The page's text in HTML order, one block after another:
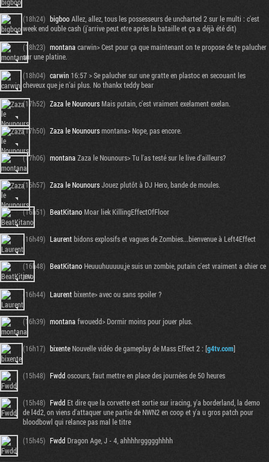
(18h24) bigbooAllez, allez, tous les possesseurs de uncharted 2 sur le multi : c'est
week end ouble cash (j'arrive peut etre après la bataille et ça a déjà été dit)
(18h23) montana carwin> Cest pour ça que maintenant on te propose de te palucher
sur une platine.
(18h04) carwin16:57 > Se palucher sur une gratte en plastoc en secouant les
cheveux que je n'ai plus. No thankx teddy bear
(17h52) Zaza le NounoursMais putain, c'est vraiment exelament exelan.
(17h50) Zaza le Nounoursmontana> Nope, pas encore.
(17h06) montana Zaza le Nounours> Tu l'as testé sur le live d'ailleurs?
(16h57) Zaza le NounoursJouez plutôt à DJ Hero, bande de moules.
(16h51) BeatKitanoMoar liek KillingEffectOfFloor
(16h49) Laurentbidons explosifs et vagues de Zombies...bienvenue à Left4Effect
(16h48) BeatKitanoHeuuuhuuuuu,je suis un zombie, putain c'est vraiment a chier ce
jeu.
(16h44) Laurentbixente> avec ou sans spoiler ?
(16h39) montana fwouedd> Dormir moins pour jouer plus.
(16h17) bixenteNouvelle vidéo de gameplay de Mass Effect 2 : [g4tv.com]
(15h48) Fwddoscours, faut mettre en place des journées de 50 heures
(15h48) FwddEt dire que la corvette est sortie sur iracing, y'a borderland, la demo
de l4d2, on viens d'attaquer une partie de NWN2 en coop et y'a u gros patch pour
bloodbowl qui relance pas mal le titre
(15h45) FwddDragon Age, J - 4, ahhhhrggggghhhh